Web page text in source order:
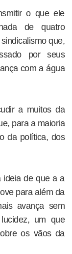
o que ele
de quatro
que,
por seus
com a água
a muitos da
para a maioria
da política, dos
ideia de que a a
para além da
avança sem
um que
os vãos da